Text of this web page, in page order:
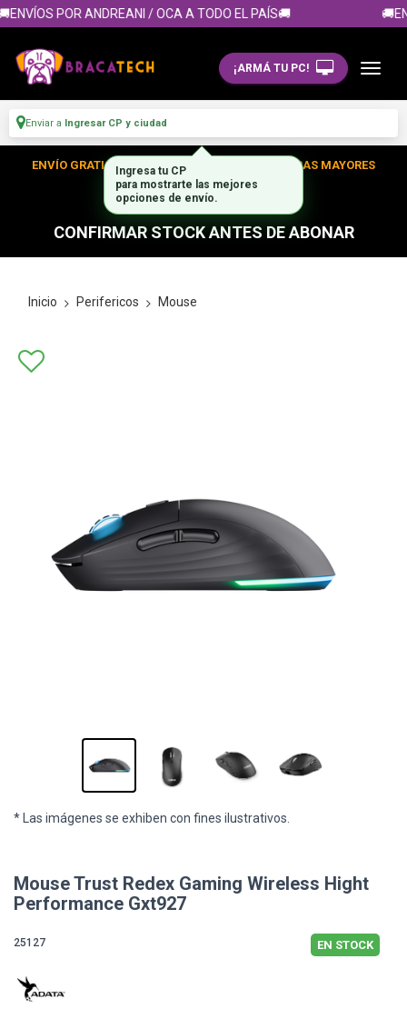
POR ANDREANI / OCA A TODO EL PAÍS🚚
¡ARMÁ TU PC!
Enviar a Ingresar CP y ciudad
ENVÍO GRATIS DENTRO DE CABA EN TUS COMPRAS MAYORES
A $300.000
CONFIRMAR STOCK ANTES DE ABONAR
Inicio Perifericos Mouse
* Las imágenes se exhiben con fines ilustrativos.
Mouse Trust Redex Gaming Wireless Hight
Performance Gxt927
25127 EN STOCK